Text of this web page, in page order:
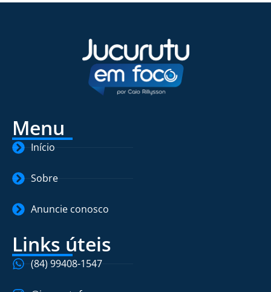
Menu
Início
Sobre
Anuncie conosco
Links úteis
(84) 99408-1547